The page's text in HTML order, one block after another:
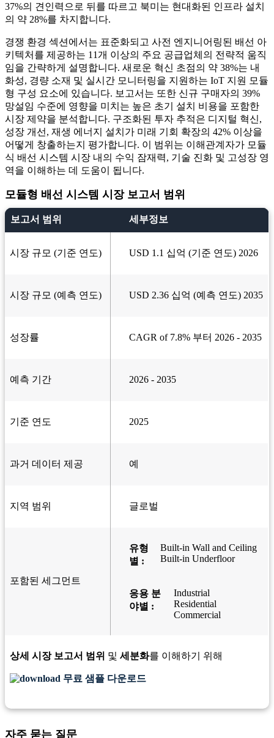
37%의 견인력으로 뒤를 따르고 북미는 현대화된 인프라 설치
의 약 28%를 차지합니다.
경쟁 환경 섹션에서는 표준화되고 사전 엔지니어링된 배선 아
키텍처를 제공하는 11개 이상의 주요 공급업체의 전략적 움직
임을 간략하게 설명합니다. 새로운 혁신 초점의 약 38%는 내
화성, 경량 소재 및 실시간 모니터링을 지원하는 IoT 지원 모듈
형 구성 요소에 있습니다. 보고서는 또한 신규 구매자의 39%
망설임 수준에 영향을 미치는 높은 초기 설치 비용을 포함한
시장 제약을 분석합니다. 구조화된 투자 추적은 디지털 혁신,
성장 개선, 재생 에너지 설치가 미래 기회 확장의 42% 이상을
어떻게 창출하는지 평가합니다. 이 범위는 이해관계자가 모듈
식 배선 시스템 시장 내의 수익 잠재력, 기술 진화 및 고성장 영
역을 이해하는 데 도움이 됩니다.
모듈형 배선 시스템 시장 보고서 범위
보고서 범위 세부정보
시장 규모 (기준 연도) USD 1.1 십억 (기준 연도) 2026
시장 규모 (예측 연도) USD 2.36 십억 (예측 연도) 2035
성장률 CAGR of 7.8% 부터 2026 - 2035
예측 기간 2026 - 2035
기준 연도 2025
과거 데이터 제공 예
지역 범위 글로벌
포함된 세그먼트
유형
별 :
Built-in Wall and Ceiling
Built-in Underfloor
응용 분
야별 :
Industrial
Residential
Commercial
상세 시장 보고서 범위 및 세분화를 이해하기 위해
무료 샘플 다운로드
자주 묻는 질문